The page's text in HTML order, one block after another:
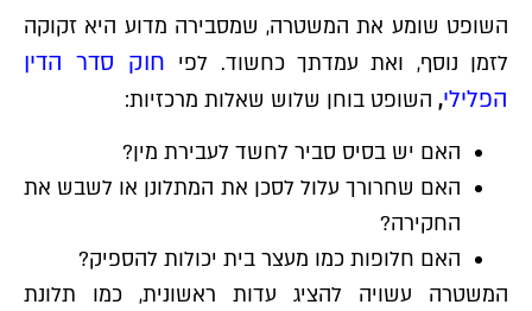
השופט שומע את המשטרה, שמסבירה מדוע היא זקוקה
לזמן נוסף, ואת עמדתך כחשוד. לפי חוק סדר הדין
הפלילי, השופט בוחן שלוש שאלות מרכזיות:
האם יש בסיס סביר לחשד לעבירת מין?
האם שחרורך עלול לסכן את המתלונן או לשבש את
החקירה?
האם חלופות כמו מעצר בית יכולות להספיק?
המשטרה עשויה להציג עדות ראשונית, כמו תלונת